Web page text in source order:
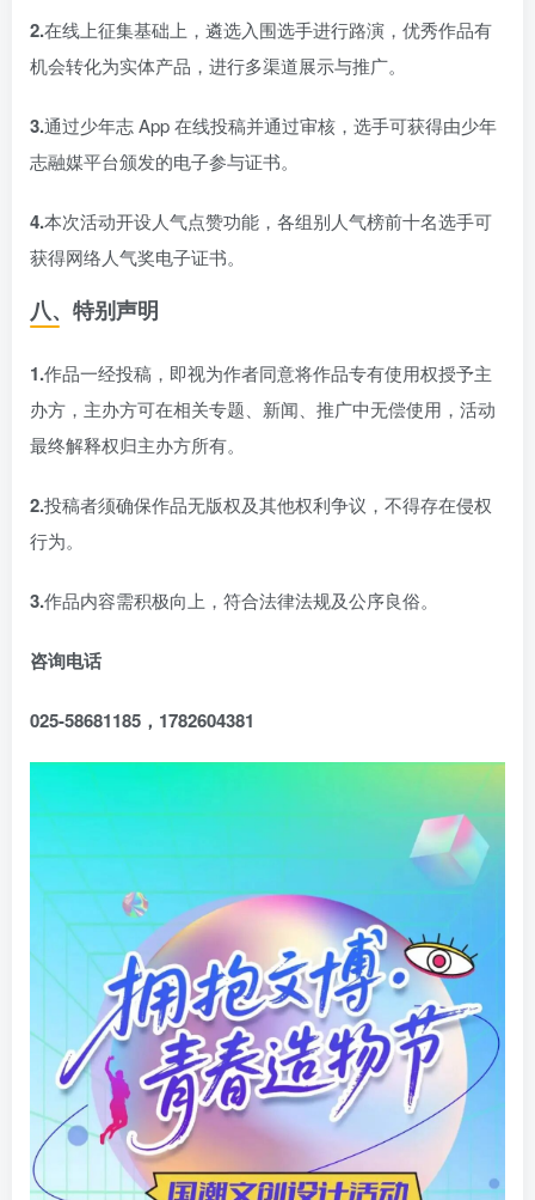
2.在线上征集基础上，遴选入围选手进行路演，优秀作品有
机会转化为实体产品，进行多渠道展示与推广。
3.通过少年志 App 在线投稿并通过审核，选手可获得由少年
志融媒平台颁发的电子参与证书。
4.本次活动开设人气点赞功能，各组别人气榜前十名选手可
获得网络人气奖电子证书。
八、特别声明
1.作品一经投稿，即视为作者同意将作品专有使用权授予主
办方，主办方可在相关专题、新闻、推广中无偿使用，活动
最终解释权归主办方所有。
2.投稿者须确保作品无版权及其他权利争议，不得存在侵权
行为。
3.作品内容需积极向上，符合法律法规及公序良俗。
咨询电话
025-58681185，1782604381